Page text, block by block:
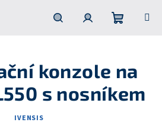
košík
konzole na
s nosníkem
IVENSIS